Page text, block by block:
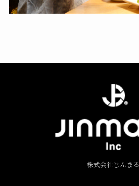
株式会社じんまる